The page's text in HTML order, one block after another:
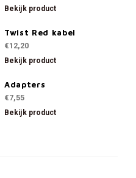
Bekijk product
Twist Red kabel
€12,20
Bekijk product
Adapters
€7,55
Bekijk product